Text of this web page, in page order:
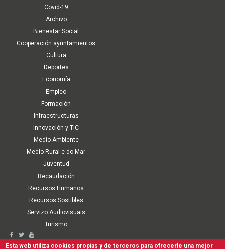
Covid-19
Archivo
Bienestar Social
Cooperación ayuntamientos
Cultura
Deportes
Economía
Empleo
Formación
Infraestructuras
Innovación y TIC
Medio Ambiente
Medio Rural e do Mar
Juventud
Recaudación
Recursos Humanos
Recursos Sostibles
Servizo Audiovisuais
Turismo
Accesibilidad Aviso Legal Política de cookies Términos de Uso
Esta web utiliza cookies propias y de terceros para ofrecerle una mejor